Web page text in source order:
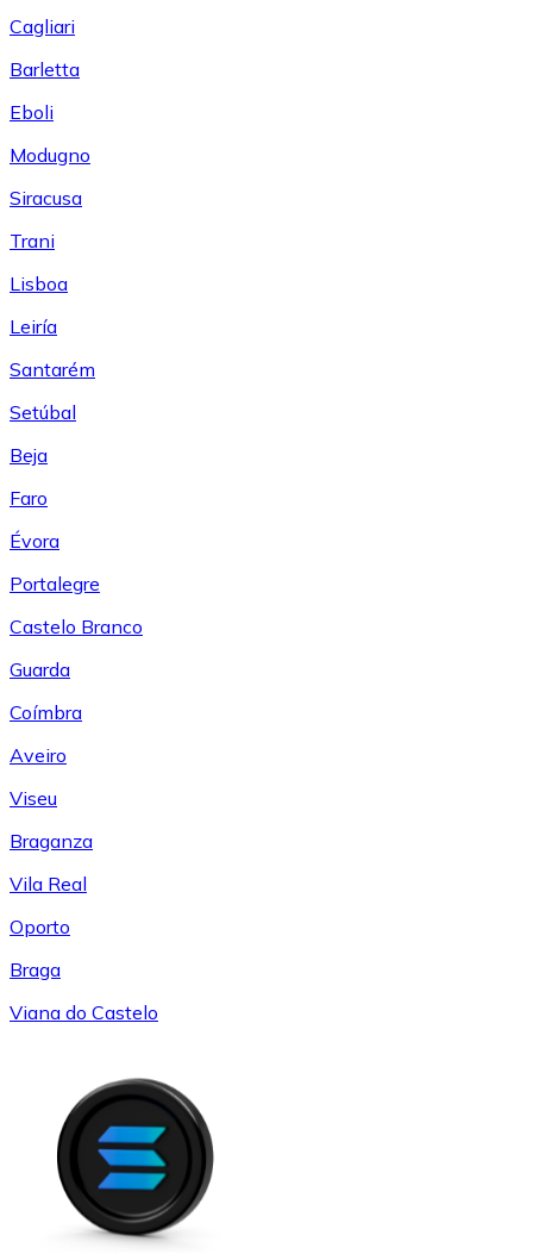
Cagliari
Barletta
Eboli
Modugno
Siracusa
Trani
Lisboa
Leiría
Santarém
Setúbal
Beja
Faro
Évora
Portalegre
Castelo Branco
Guarda
Coímbra
Aveiro
Viseu
Braganza
Vila Real
Oporto
Braga
Viana do Castelo